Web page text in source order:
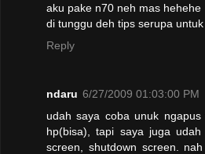
aku pake n70 neh mas hehehe
di tunggu deh tips serupa
Reply
ndaru 6/27/2009 01:03:00 PM
udah saya coba unuk
hp(bisa), tapi saya juga
screen, shutdown screen.